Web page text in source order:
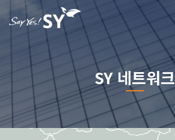
SY 네트워크